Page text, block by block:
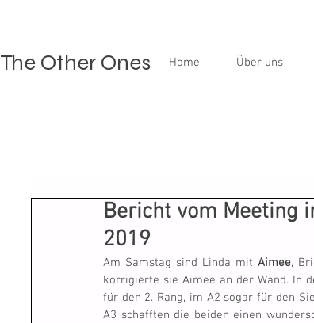
The Other Ones Home Über uns
Bericht vom Meeting
2019
Am Samstag sind Linda mit Aimee,
korrigierte sie Aimee an der Wand. In
für den 2. Rang, im A2 sogar für den
A3 schafften die beiden einen